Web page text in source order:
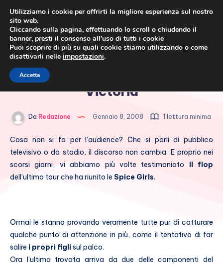
Spice Girls: Mel B e il seno di
Victoria
Da Redazione Gennaio 8, 2008 1 lettura minima
Cosa non si fa per l’audience? Che si parli di pubblico
televisivo o da stadio, il discorso non cambia. E proprio nei
scorsi giorni, vi abbiamo più volte testimoniato il flop
dell’ultimo tour che ha riunito le Spice Girls.
Ormai le stanno provando veramente tutte pur di catturare
qualche punto di attenzione in più, come il tentativo di far
salire i propri figlisul palco.
Ora l’ultima trovata arriva da due delle componenti del
Utilizziamo i cookie per offrirti la migliore esperienza sul nostro
sito web.
Cliccando sulla pagina, effettuando lo scroll o chiudendo il
banner, presti il consenso all’uso di tutti i cookie
Puoi scoprire di più su quali cookie stiamo utilizzando o come
disattivarli nelle impostazioni.
Accetta